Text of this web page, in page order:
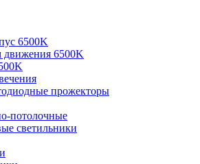
6500K
движения 6500K
прожекторы
потолочные
светильники